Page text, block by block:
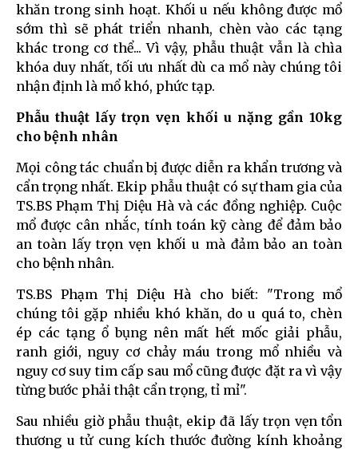
khăn trong sinh hoạt. Khối u nếu không được mổ
sớm thì sẽ phát triển nhanh, chèn vào các tạng
khác trong cơ thể... Vì vậy, phẫu thuật vẫn là chìa
khóa duy nhất, tối ưu nhất dù ca mổ này chúng tôi
nhận định là mổ khó, phức tạp.
Phẫu thuật lấy trọn vẹn khối u nặng gần 10kg
cho bệnh nhân
Mọi công tác chuẩn bị được diễn ra khẩn trương và
cẩn trọng nhất. Ekip phẫu thuật có sự tham gia của
TS.BS Phạm Thị Diệu Hà và các đồng nghiệp. Cuộc
mổ được cân nhắc, tính toán kỹ càng để đảm bảo
an toàn lấy trọn vẹn khối u mà đảm bảo an toàn
cho bệnh nhân.
TS.BS Phạm Thị Diệu Hà cho biết: "Trong mổ
chúng tôi gặp nhiều khó khăn, do u quá to, chèn
ép các tạng ổ bụng nên mất hết mốc giải phẫu,
ranh giới, nguy cơ chảy máu trong mổ nhiều và
nguy cơ suy tim cấp sau mổ cũng được đặt ra vì vậy
từng bước phải thật cẩn trọng, tỉ mỉ".
Sau nhiều giờ phẫu thuật, ekip đã lấy trọn vẹn tổn
thương u tử cung kích thước đường kính khoảng